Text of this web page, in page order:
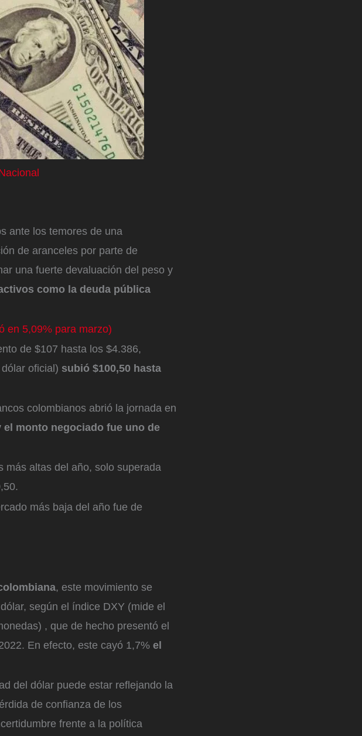
ante los temores de una
de aranceles por parte de
una fuerte devaluación del peso y
como la deuda pública
en 5,09% para marzo)
de $107 hasta los $4.386,
oficial) subió $100,50 hasta
colombianos abrió la jornada en
el monto negociado fue uno de
más altas del año, solo superada
más baja del año fue de
, este movimiento se
según el índice DXY (mide el
, que de hecho presentó el
En efecto, este cayó 1,7% el
del dólar puede estar reflejando la
de confianza de los
frente a la política